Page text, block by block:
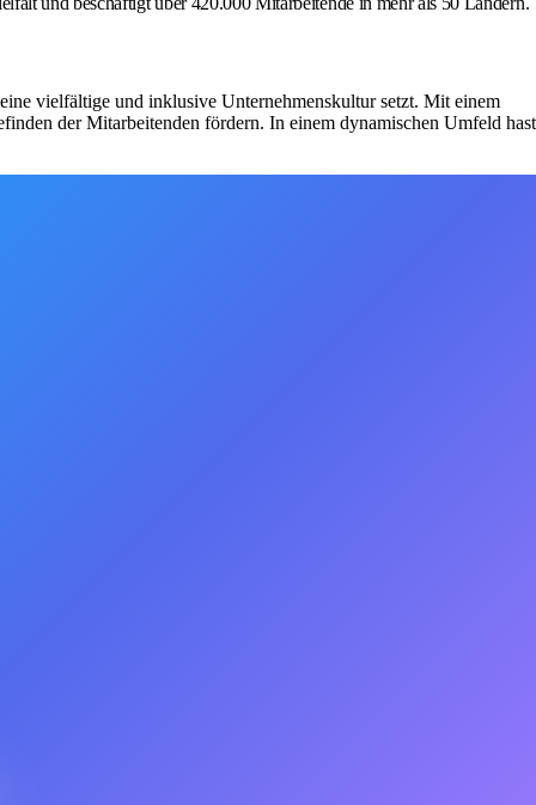
vielfältige und inklusive Unternehmenskultur setzt. Mit einem
der Mitarbeitenden fördern. In einem dynamischen Umfeld hast